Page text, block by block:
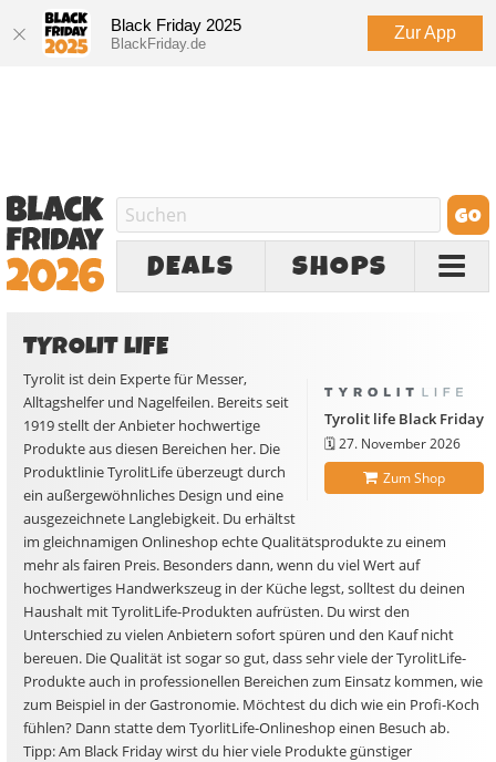
Black Friday 2025
BlackFriday.de
Zur App
DEALS SHOPS
TYROLIT LIFE
Tyrolit life Black Friday
🗓️27. November 2026
Zum Shop
Tyrolit ist dein Experte für Messer,
Alltagshelfer und Nagelfeilen. Bereits seit
1919 stellt der Anbieter hochwertige
Produkte aus diesen Bereichen her. Die
Produktlinie TyrolitLife überzeugt durch
ein außergewöhnliches Design und eine
ausgezeichnete Langlebigkeit. Du erhältst
im gleichnamigen Onlineshop echte Qualitätsprodukte zu einem
mehr als fairen Preis. Besonders dann, wenn du viel Wert auf
hochwertiges Handwerkszeug in der Küche legst, solltest du deinen
Haushalt mit TyrolitLife-Produkten aufrüsten. Du wirst den
Unterschied zu vielen Anbietern sofort spüren und den Kauf nicht
bereuen. Die Qualität ist sogar so gut, dass sehr viele der TyrolitLife-
Produkte auch in professionellen Bereichen zum Einsatz kommen, wie
zum Beispiel in der Gastronomie. Möchtest du dich wie ein Profi-Koch
fühlen? Dann statte dem TyorlitLife-Onlineshop einen Besuch ab.
Tipp: Am Black Friday wirst du hier viele Produkte günstiger